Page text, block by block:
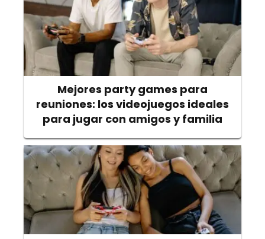
Mejores party games para
reuniones: los videojuegos ideales
para jugar con amigos y familia